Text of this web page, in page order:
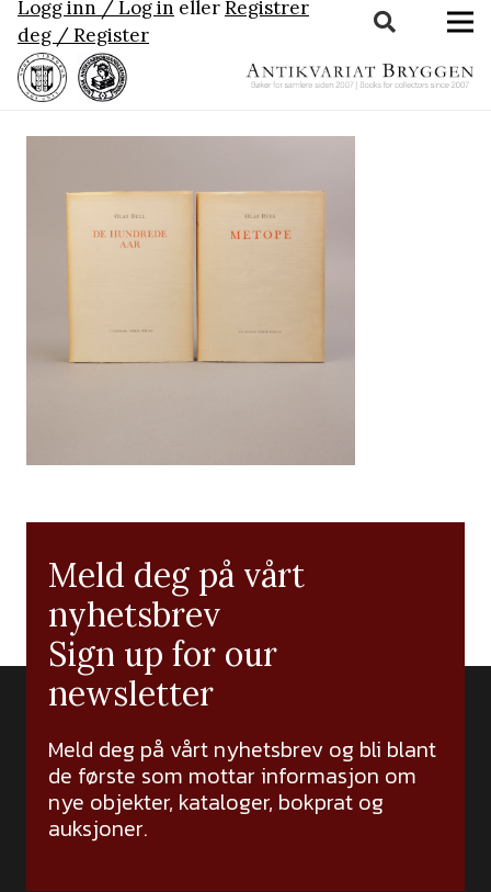
Logg inn / Log in ellerRegistrer
deg / Register
Meld deg på vårt
nyhetsbrev
Sign up for our
newsletter
Meld deg på vårt nyhetsbrev og bli blant
de første som mottar informasjon om
nye objekter, kataloger, bokprat og
auksjoner.